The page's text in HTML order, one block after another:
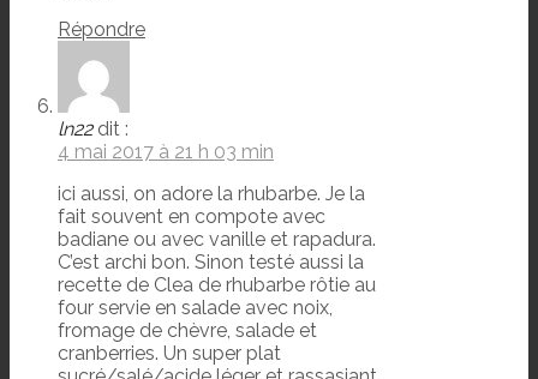
Répondre
ln22 dit :
4 mai 2017 à 21 h 03 min
ici aussi, on adore la rhubarbe. Je la
fait souvent en compote avec
badiane ou avec vanille et rapadura.
C’est archi bon. Sinon testé aussi la
recette de Clea de rhubarbe rôtie au
four servie en salade avec noix,
fromage de chèvre, salade et
cranberries. Un super plat